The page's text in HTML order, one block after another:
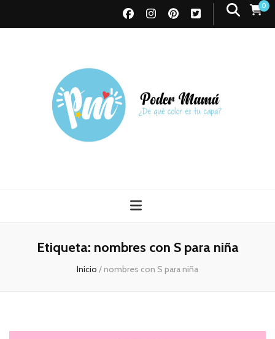
0
Etiqueta: nombres con S para niña
Inicio / nombres con S para niña